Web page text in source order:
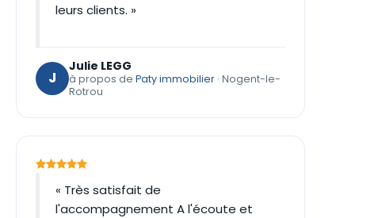
leurs clients. »
J
Julie LEGG
à propos de Paty immobilier· Nogent-le-
Rotrou
« Très satisfait de
l'accompagnement A l'écoute et